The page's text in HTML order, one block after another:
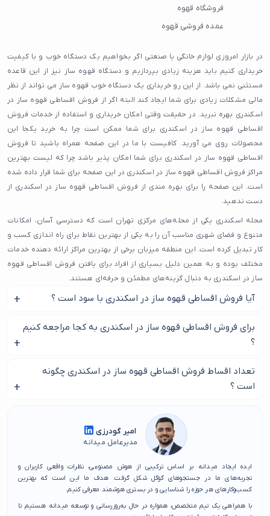
فروشگاه قهوه
عمده فروشی قهوه
در بازار امروزی لوازم خانگی یا صنعتی اگر بخواهیم یک دستگاه خوب و با کیفیت
خریداری کنیم باید هزینه زیادی بپردازیم و دستگاه قهوه ساز نیز از این قاعده
مستثنی نمی باشد. از این رو خریداری یک دستگاه خوب قهوه ساز می تواند از نظر
مالی مشکلات زیادی برای شما ایجاد کند البته اگر از فروش اقساطی قهوه ساز در
اسکندری بهره نبرید. در حقیقت وقتی امکان خریداری و استفاده از خدمات فروش
اقساطی قهوه ساز در اسکندری برای شما ممکن است چرا به خرید یکجا این
محصولات روی می آورید. کافیست با ما در این صفحه همراه باشید تا فروش
اقساطی قهوه ساز در اسکندری برای شما امکان پذیر باشد چرا که لیست بهترین
مراکز فروش اقساطی قهوه ساز در اسکندری در این صفحه برای شما قرار داده شده
است. این صفحه را برای بهره مندی از فروش اقساطی قهوه ساز در اسکندری از
دست ندهید.
محله اسکندری یکی از محله‌های مرکزی تهران است که دسترسی آسان، امکانات
متنوع و فضای شهری مناسب آن را به یکی از بهترین نقاط برای راه اندازی کسب و
کار تبدیل کرده است. این منطقه میزبان برخی از بهترین مراکز ارائه دهنده خدمات
مختلف بوده و به همین دلیل بسیاری از افراد برای یافتن فروش اقساطی قهوه
ساز در اسکندری به دنبال گزینه‌های مطمئن و حرفه‌ای هستند.
یکی از مزایای این محله، تنوع بالای کسب و کارهای مختلف است. اگر به دنبال
اصلی و فرعی این منطقه، انتخاب‌های متعددی پیدا کنید. بسیاری از این مراکز به
دلیل ارائه خدمات باکیفیت و بهره‌گیری از افراد متخصص، توانسته‌اند رضایت
در وب‌سایت میدانه، ما لیستی از بهترین فروش اقساطی قهوه ساز در اسکندری را
برای شما آماده کرده‌ایم تا بتوانید بدون دغدغه، بهترین گزینه را پیدا کنید.
تضمین می‌کند، بلکه باعث صرفه‌جویی در زمان و هزینه نیز خواهد شد. پس اگر
به دنبال فروش اقساطی قهوه ساز در اسکندری هستید، پیشنهاد می‌کنیم که از
طریق میدانه، اطلاعات کامل و جامعی را دریافت کنید و بهترین گزینه را انتخاب
آیا فروش اقساطی قهوه ساز در اسکندری با سود است ؟
بدون شک می توان در فروش اقساطی قهوه ساز در اسکندری
مقداری سود را انتظار داشت.
برای فروش اقساطی قهوه ساز در اسکندری به کجا مراجعه کنیم
؟
در این صفحه بهترین مرکز فروش اقساطی قهوه ساز در اسکندری
را پیدا کنید.
تعداد اقساط فروش اقساطی قهوه ساز در اسکندری چگونه
است ؟
شرایط هر فروشگاه با فروشگاه دیگر متفاوت می باشد.
امیر گودرزی
مدیرعامل میدانه
ایده ایجاد میدانه بر اساس ترکیبی از هوش مصنوعی، نظرات واقعی کاربران و
تجربه‌های ما در جستجوهای گوگل شکل گرفت. هدف ما این است که بهترین
کسب‌وکارهای هر حوزه را شناسایی و در بستری هوشمند معرفی کنیم.
با همراهی یک تیم متخصص، همواره در حال به‌روزرسانی و توسعه میدانه هستیم تا